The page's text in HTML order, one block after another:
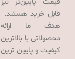
قابل خرید هستند.
هدف ما ارائه
محصولاتی با بالاترین
کیفیت و پایین ترین